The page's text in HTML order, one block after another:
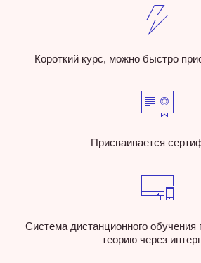
Короткий курс, можно быстро
Присваивается
Система дистанционного обучения
теорию через